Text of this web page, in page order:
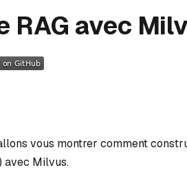
RAG avec
vous montrer comment
avec Milvus.